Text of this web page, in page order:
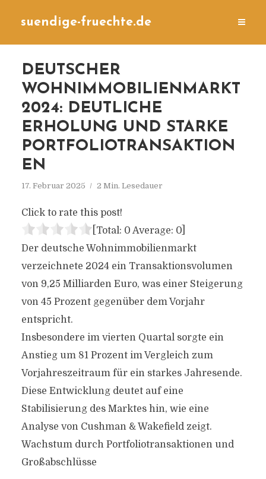
suendige-fruechte.de
DEUTSCHER
WOHNIMMOBILIENMARKT
2024: DEUTLICHE
ERHOLUNG UND STARKE
PORTFOLIOTRANSAKTION
EN
17. Februar 2025 2 Min. Lesedauer
Click to rate this post!
[Total: 0 Average: 0]
Der deutsche Wohnimmobilienmarkt
verzeichnete 2024 ein Transaktionsvolumen
von 9,25 Milliarden Euro, was einer Steigerung
von 45 Prozent gegenüber dem Vorjahr
entspricht.
Insbesondere im vierten Quartal sorgte ein
Anstieg um 81 Prozent im Vergleich zum
Vorjahreszeitraum für ein starkes Jahresende.
Diese Entwicklung deutet auf eine
Stabilisierung des Marktes hin, wie eine
Analyse von Cushman & Wakefield zeigt.
Wachstum durch Portfoliotransaktionen und
Großabschlüsse